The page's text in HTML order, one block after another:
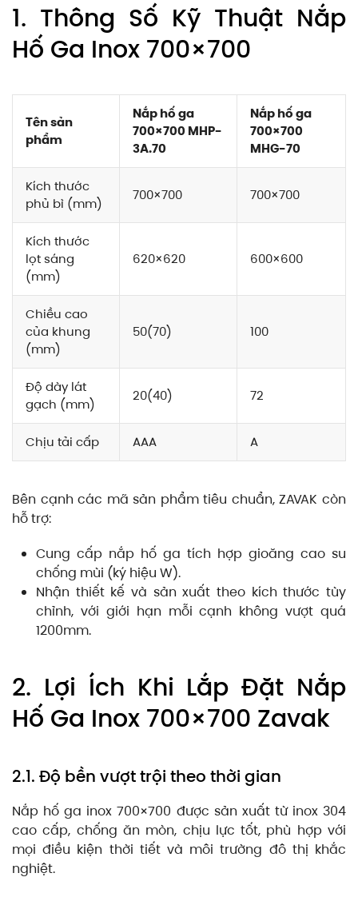
1. Thông Số Kỹ Thuật Nắp
Hố Ga Inox 700×700
Tên sản
phẩm
Nắp hố ga
700×700 MHP-
3A.70
Nắp hố ga
700×700
MHG-70
Kích thước
phủ bì (mm)
700×700 700×700
Kích thước
lọt sáng
(mm)
620×620 600×600
Chiều cao
của khung
(mm)
50(70) 100
Độ dày lát
gạch (mm)
20(40) 72
Chịu tải cấp AAA A
Bên cạnh các mã sản phẩm tiêu chuẩn, ZAVAK còn
hỗ trợ:
Cung cấp nắp hố ga tích hợp gioăng cao su
chống mùi (ký hiệu W).
Nhận thiết kế và sản xuất theo kích thước tùy
chỉnh, với giới hạn mỗi cạnh không vượt quá
1200mm.
2. Lợi Ích Khi Lắp Đặt Nắp
Hố Ga Inox 700×700 Zavak
2.1. Độ bền vượt trội theo thời gian
Nắp hố ga inox 700×700 được sản xuất từ inox 304
cao cấp, chống ăn mòn, chịu lực tốt, phù hợp với
mọi điều kiện thời tiết và môi trường đô thị khắc
nghiệt.